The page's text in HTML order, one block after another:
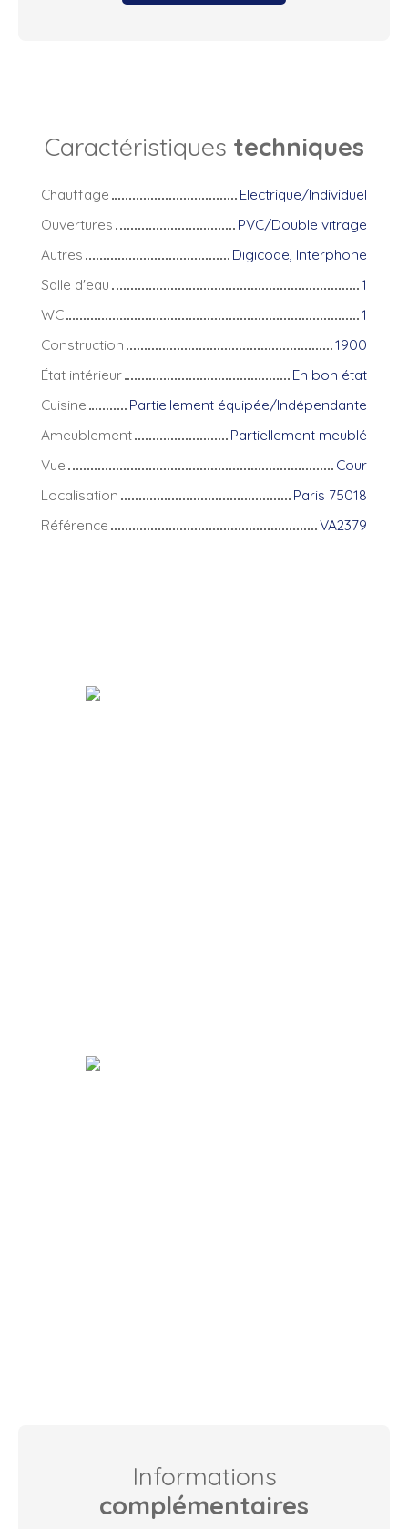
Caractéristiques techniques
Chauffage
Electrique/Individuel
Ouvertures
PVC/Double vitrage
Autres
Digicode, Interphone
Salle d'eau
1
WC
1
Construction
1900
État intérieur
En bon état
Cuisine
Partiellement équipée/Indépendante
Ameublement
Partiellement meublé
Vue
Cour
Localisation
Paris 75018
Référence
VA2379
Informations
complémentaires